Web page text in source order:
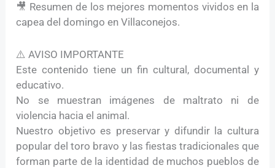
🎥 Resumen de los mejores momentos vividos en la
capea del domingo en Villaconejos.
⚠️ AVISO IMPORTANTE
Este contenido tiene un fin cultural, documental y
educativo.
No se muestran imágenes de maltrato ni de
violencia hacia el animal.
Nuestro objetivo es preservar y difundir la cultura
popular del toro bravo y las fiestas tradicionales que
forman parte de la identidad de muchos pueblos de